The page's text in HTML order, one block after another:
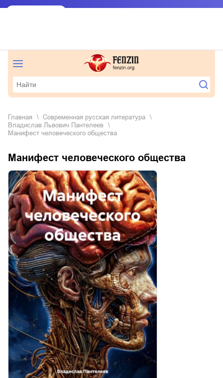
Главная
современная русская литература
Владислав Львович Пантелеев
Манифест человеческого общества
Манифест человеческого общества